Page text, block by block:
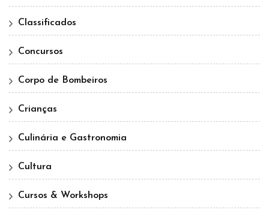
Classificados
Concursos
Corpo de Bombeiros
Crianças
Culinária e Gastronomia
Cultura
Cursos & Workshops